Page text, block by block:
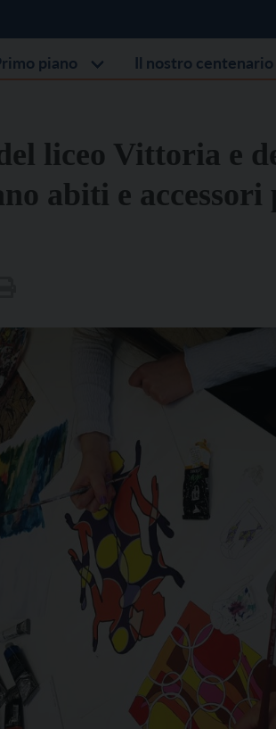
piano Il nostro centenario
liceo Vittoria e
abiti e